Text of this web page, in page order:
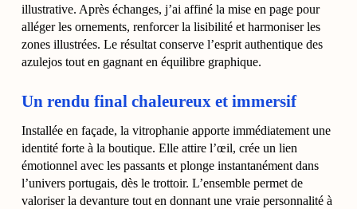
illustrative. Après échanges, j’ai affiné la mise en page pour
alléger les ornements, renforcer la lisibilité et harmoniser les
zones illustrées. Le résultat conserve l’esprit authentique des
azulejos tout en gagnant en équilibre graphique.
Un rendu final chaleureux et immersif
Installée en façade, la vitrophanie apporte immédiatement une
identité forte à la boutique. Elle attire l’œil, crée un lien
émotionnel avec les passants et plonge instantanément dans
l’univers portugais, dès le trottoir. L’ensemble permet de
valoriser la devanture tout en donnant une vraie personnalité à